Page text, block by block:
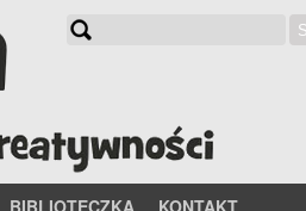
Szukaj
BIBLIOTECZKA KONTAKT